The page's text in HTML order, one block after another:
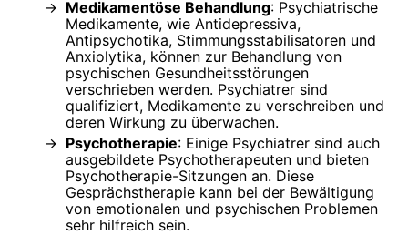
Medikamentöse Behandlung: Psychiatrische
Medikamente, wie Antidepressiva,
Antipsychotika, Stimmungsstabilisatoren und
Anxiolytika, können zur Behandlung von
psychischen Gesundheitsstörungen
verschrieben werden. Psychiatrer sind
qualifiziert, Medikamente zu verschreiben und
deren Wirkung zu überwachen.
Psychotherapie: Einige Psychiatrer sind auch
ausgebildete Psychotherapeuten und bieten
Psychotherapie-Sitzungen an. Diese
Gesprächstherapie kann bei der Bewältigung
von emotionalen und psychischen Problemen
sehr hilfreich sein.